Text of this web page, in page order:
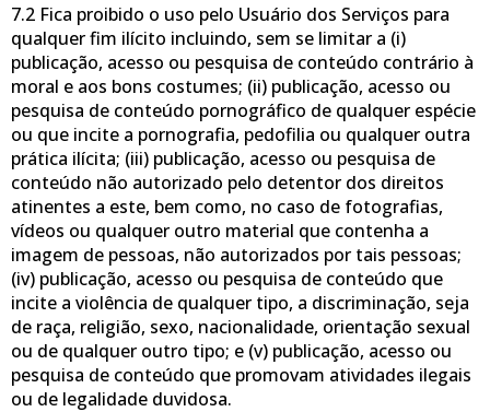
7.2 Fica proibido o uso pelo Usuário dos Serviços para
qualquer fim ilícito incluindo, sem se limitar a (i)
publicação, acesso ou pesquisa de conteúdo contrário à
moral e aos bons costumes; (ii) publicação, acesso ou
pesquisa de conteúdo pornográfico de qualquer espécie
ou que incite a pornografia, pedofilia ou qualquer outra
prática ilícita; (iii) publicação, acesso ou pesquisa de
conteúdo não autorizado pelo detentor dos direitos
atinentes a este, bem como, no caso de fotografias,
vídeos ou qualquer outro material que contenha a
imagem de pessoas, não autorizados por tais pessoas;
(iv) publicação, acesso ou pesquisa de conteúdo que
incite a violência de qualquer tipo, a discriminação, seja
de raça, religião, sexo, nacionalidade, orientação sexual
ou de qualquer outro tipo; e (v) publicação, acesso ou
pesquisa de conteúdo que promovam atividades ilegais
ou de legalidade duvidosa.